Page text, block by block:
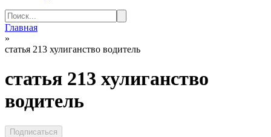
Search
for:
Главная
»
статья 213 хулиганство водитель
статья 213 хулиганство
водитель
Подписаться